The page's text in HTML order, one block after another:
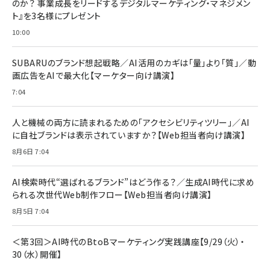
anan(アンアン)2026/07/08号 No.2502[2026
￥880
ママ投資家が育休中に１億貯めた株式投資
組織の成果を最大化する ルールのデザイン
￥1,980
Amazonランキングをもっと見る
￥1,599
￥6,980
全ワイヤレスイヤホン/アクティブノイズキャンセリ
技術基準適合】ブラック
￥5,990
ケーブル Anker絡まないケーブル 240W 結束バン
ド付き USB PD対応 シリコン素材採用 iPhone
17 / 16 / 15 / Galaxy iPad Pro MacBook
Pro/Air 各種対応 (1.8m ミッドナイトブラック)
￥1,890
Anker PowerLine III Flow USB-C & USB-C
Pro/Air 各種対応 (1.8m ミッドナイトブラック)
￥1,890
サッポロ 生ビール 黒ラベル 350ml 缶 24本 ビー
ル ケース買い【6/30応募〆切! 黒ラベルビヤセラー
￥4,857
のか？ 事業成長をリードするデジタルマーケティング・マネジメン
ト』を3名様にプレゼント
10:00
SUBARUのブランド想起戦略／AI活用のカギは「量」より「質」／動
画広告をAIで最大化【マーケター向け講演】
7:04
人と機械の両方に読まれるための「アクセシビリティツリー」／AI
に自社ブランドは表示されていますか？【Web担当者向け講演】
8月6日 7:04
AI検索時代“選ばれるブランド”はどう作る？／生成AI時代に求め
られる次世代Web制作フロー【Web担当者向け講演】
8月5日 7:04
＜第3回＞AI時代のBtoBマーケティング実践講座【9/29（火）・
30（水）開催】